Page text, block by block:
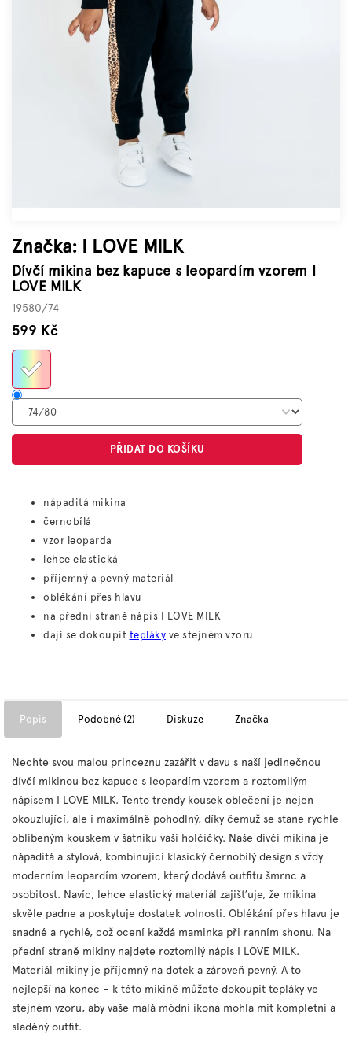
Značka: I LOVE MILK
Dívčí mikina bez kapuce s leopardím vzorem I
LOVE MILK
19580/74
599 KčMěrná
PŘIDAT DO KOŠÍKU
nápaditá mikina
černobílá
vzor leoparda
lehce elastická
příjemný a pevný materiál
oblékání přes hlavu
na přední straně nápis I LOVE MILK
dají se dokoupit tepláky ve stejném vzoru
Popis Podobné (2) Diskuze Značka
Nechte svou malou princeznu zazářit v davu s naší jedinečnou
dívčí mikinou bez kapuce s leopardím vzorem a roztomilým
nápisem I LOVE MILK. Tento trendy kousek oblečení je nejen
okouzlující, ale i maximálně pohodlný, díky čemuž se stane rychle
oblíbeným kouskem v šatníku vaší holčičky. Naše dívčí mikina je
nápaditá a stylová, kombinující klasický černobílý design s vždy
moderním leopardím vzorem, který dodává outfitu šmrnc a
osobitost. Navíc, lehce elastický materiál zajišťuje, že mikina
skvěle padne a poskytuje dostatek volnosti. Oblékání přes hlavu je
snadné a rychlé, což ocení každá maminka při ranním shonu. Na
přední straně mikiny najdete roztomilý nápis I LOVE MILK.
Materiál mikiny je příjemný na dotek a zároveň pevný. A to
nejlepší na konec – k této mikině můžete dokoupit tepláky ve
stejném vzoru, aby vaše malá módní ikona mohla mít kompletní a
sladěný outfit.